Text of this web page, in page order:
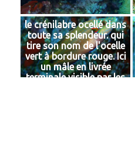
le crénilabre ocellé dans
toute sa splendeur. qui
tire son nom de l'ocelle
vert à bordure rouge. Ici
un mâle en livrée
terminale visible par les